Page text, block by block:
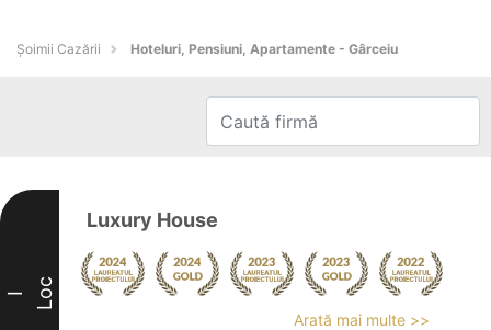
Șoimii Cazării Hoteluri, Pensiuni, Apartamente - Gârceiu
I Loc
Luxury House
Arată mai multe >>